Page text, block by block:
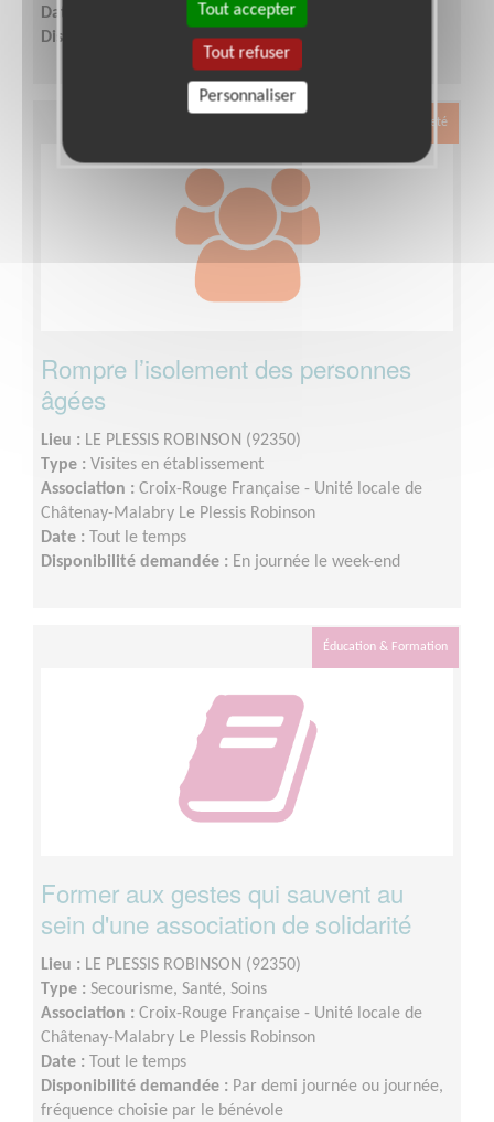
Date :
Disponibilité demandée :En journée le week-end
Exclusion & Pauvreté
Rompre l’isolement des personnes
âgées
Lieu : LE PLESSIS ROBINSON (92350)
Type : Visites en établissement
Association : Croix-Rouge Française - Unité locale de
Châtenay-Malabry Le Plessis Robinson
Date : Tout le temps
Disponibilité demandée : En journée le week-end
Éducation & Formation
Former aux gestes qui sauvent au
sein d'une association de solidarité
Lieu : LE PLESSIS ROBINSON (92350)
Type : Secourisme, Santé, Soins
Association : Croix-Rouge Française - Unité locale de
Châtenay-Malabry Le Plessis Robinson
Date : Tout le temps
Disponibilité demandée : Par demi journée ou journée,
fréquence choisie par le bénévole
Tout accepter
Tout refuser
Personnaliser